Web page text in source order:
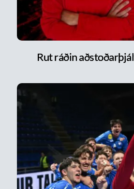
Rut ráðin